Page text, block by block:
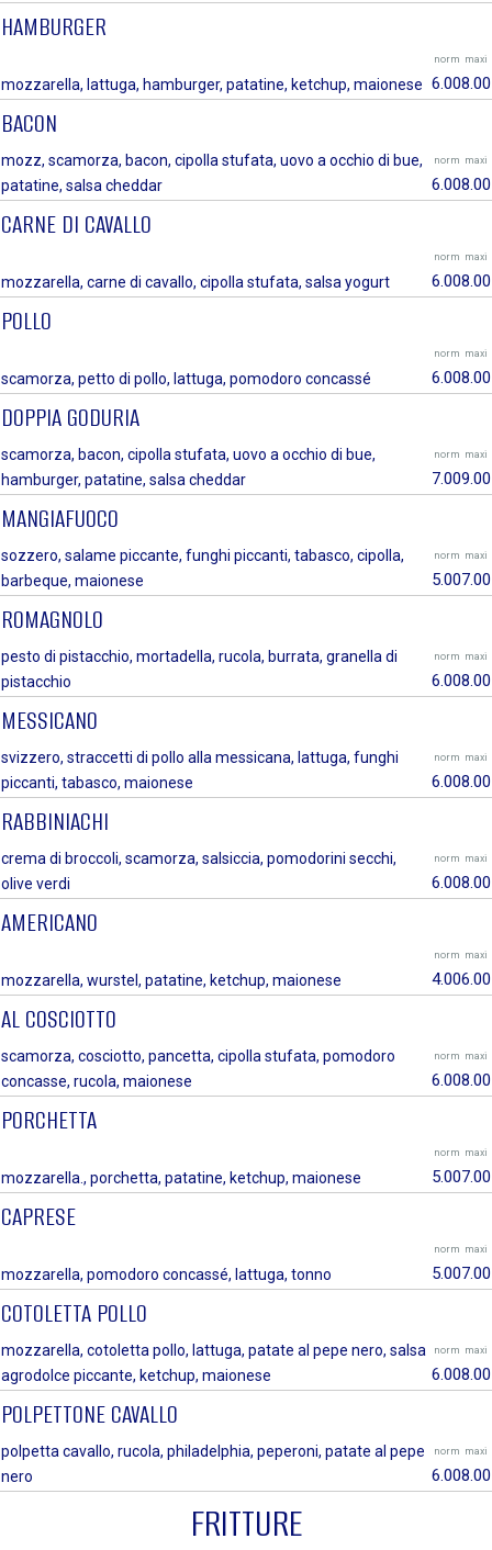
HAMBURGER
mozzarella, lattuga, hamburger, patatine, ketchup, maionese
norm
6.00
maxi
8.00
BACON
mozz, scamorza, bacon, cipolla stufata, uovo a occhio di bue,
patatine, salsa cheddar
norm
6.00
maxi
8.00
CARNE DI CAVALLO
mozzarella, carne di cavallo, cipolla stufata, salsa yogurt
norm
6.00
maxi
8.00
POLLO
scamorza, petto di pollo, lattuga, pomodoro concassé
norm
6.00
maxi
8.00
DOPPIA GODURIA
scamorza, bacon, cipolla stufata, uovo a occhio di bue,
hamburger, patatine, salsa cheddar
norm
7.00
maxi
9.00
MANGIAFUOCO
sozzero, salame piccante, funghi piccanti, tabasco, cipolla,
barbeque, maionese
norm
5.00
maxi
7.00
ROMAGNOLO
pesto di pistacchio, mortadella, rucola, burrata, granella di
pistacchio
norm
6.00
maxi
8.00
MESSICANO
svizzero, straccetti di pollo alla messicana, lattuga, funghi
piccanti, tabasco, maionese
norm
6.00
maxi
8.00
RABBINIACHI
crema di broccoli, scamorza, salsiccia, pomodorini secchi,
olive verdi
norm
6.00
maxi
8.00
AMERICANO
mozzarella, wurstel, patatine, ketchup, maionese
norm
4.00
maxi
6.00
AL COSCIOTTO
scamorza, cosciotto, pancetta, cipolla stufata, pomodoro
concasse, rucola, maionese
norm
6.00
maxi
8.00
PORCHETTA
mozzarella., porchetta, patatine, ketchup, maionese
norm
5.00
maxi
7.00
CAPRESE
mozzarella, pomodoro concassé, lattuga, tonno
norm
5.00
maxi
7.00
COTOLETTA POLLO
mozzarella, cotoletta pollo, lattuga, patate al pepe nero, salsa
agrodolce piccante, ketchup, maionese
norm
6.00
maxi
8.00
POLPETTONE CAVALLO
polpetta cavallo, rucola, philadelphia, peperoni, patate al pepe
nero
norm
6.00
maxi
8.00
FRITTURE